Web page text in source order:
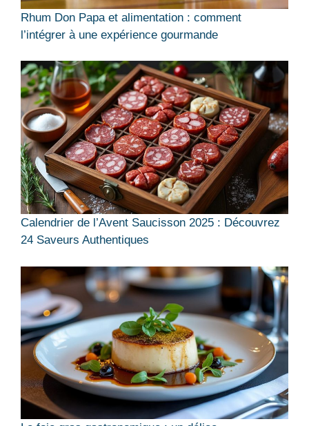
Rhum Don Papa et alimentation : comment
l’intégrer à une expérience gourmande
Calendrier de l’Avent Saucisson 2025 : Découvrez
24 Saveurs Authentiques